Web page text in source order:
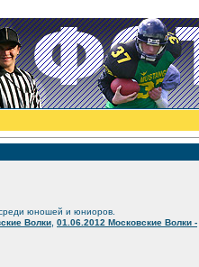
юношей и юниоров.
Волки 01.06.2012 Московские Волки -